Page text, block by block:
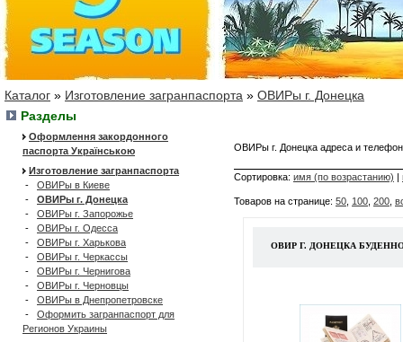
Каталог » Изготовление загранпаспорта » ОВИРы г. Донецка
Разделы
Оформлення закордонного
паспорта Українською
Изготовление загранпаспорта
- ОВИРы в Киеве
- ОВИРы г. Донецка
- ОВИРы г. Запорожье
- ОВИРы г. Одесса
- ОВИРы г. Харькова
- ОВИРы г. Черкассы
- ОВИРы г. Чернигова
- ОВИРы г. Черновцы
- ОВИРы в Днепропетровске
- Оформить загранпаспорт для
Регионов Украины
ОВИРы г. Донецка адреса и
Сортировка: имя (по возрастанию) |
Товаров на странице: 50 100 200
ОВИР Г. ДОНЕЦКА